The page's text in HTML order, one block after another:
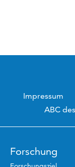
Impressum
ABC
Forschung